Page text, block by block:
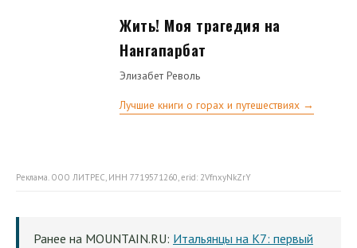
Жить! Моя трагедия на
Нангапарбат
Элизабет Револь
Лучшие книги о горах и путешествиях →
Реклама. ООО ЛИТРЕС, ИНН 7719571260, erid: 2VfnxyNkZrY
Ранее на MOUNTAIN.RU: Итальянцы на К7: первый